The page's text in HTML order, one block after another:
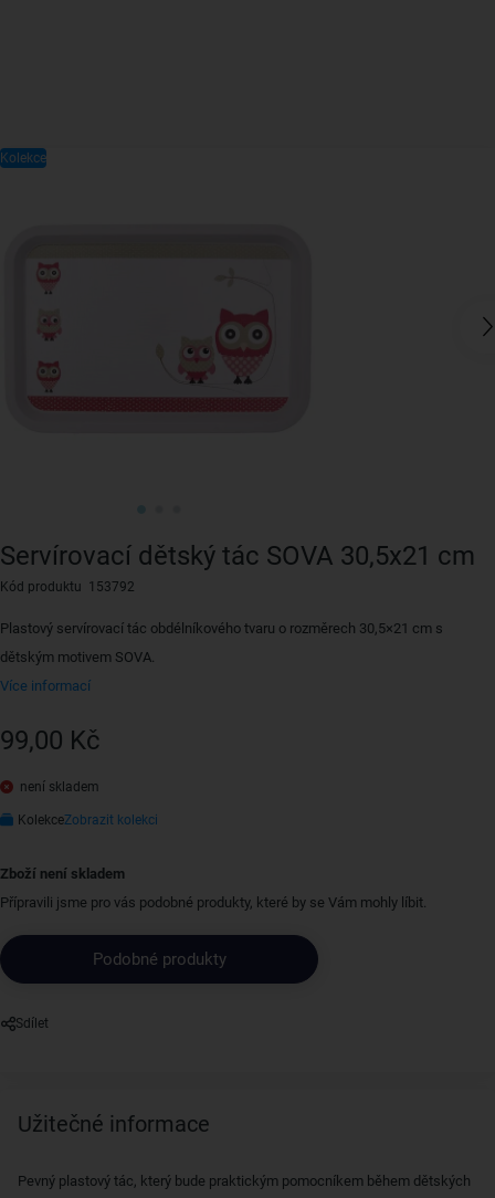
Servírovací dětský tác SOVA 30,5x21 cm
Kód produktu 153792
Plastový servírovací tác obdélníkového tvaru o rozměrech 30,5×21 cm s
dětským motivem SOVA.
Více informací
99,00 Kč
není skladem
KolekceZobrazit kolekci
Zboží není skladem
Přípravili jsme pro vás podobné produkty, které by se Vám mohly líbit.
Podobné produkty
Sdílet
Kolekce
Užitečné informace
Pevný plastový tác, který bude praktickým pomocníkem během dětských